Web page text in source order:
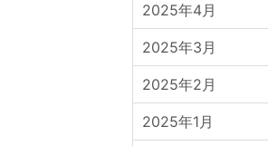
2025年4月
2025年3月
2025年2月
2025年1月